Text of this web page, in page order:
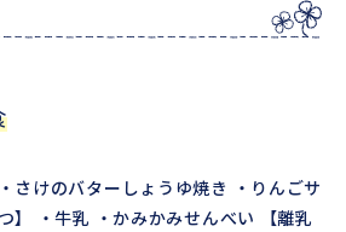
さけのバターしょうゆ焼き ・りんごサ
】 ・牛乳 ・かみかみせんべい 【離乳